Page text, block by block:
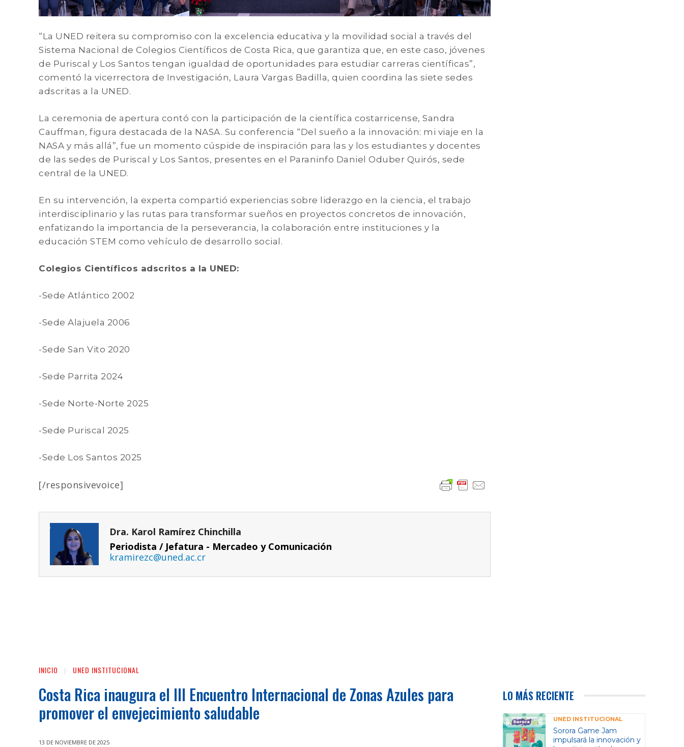
“La UNED reitera su compromiso con la excelencia educativa y la movilidad social a través del
Sistema Nacional de Colegios Científicos de Costa Rica, que garantiza que, en este caso, jóvenes
de Puriscal y Los Santos tengan igualdad de oportunidades para estudiar carreras científicas”,
comentó la vicerrectora de Investigación, Laura Vargas Badilla, quien coordina las siete sedes
adscritas a la UNED.
La ceremonia de apertura contó con la participación de la científica costarricense, Sandra
Cauffman, figura destacada de la NASA. Su conferencia “Del sueño a la innovación: mi viaje en la
NASA y más allá”, fue un momento cúspide de inspiración para las y los estudiantes y docentes
de las sedes de Puriscal y Los Santos, presentes en el Paraninfo Daniel Oduber Quirós, sede
central de la UNED.
En su intervención, la experta compartió experiencias sobre liderazgo en la ciencia, el trabajo
interdisciplinario y las rutas para transformar sueños en proyectos concretos de innovación,
enfatizando la importancia de la perseverancia, la colaboración entre instituciones y la
educación STEM como vehículo de desarrollo social.
Colegios Científicos adscritos a la UNED:
-Sede Atlántico 2002
-Sede Alajuela 2006
-Sede San Vito 2020
-Sede Parrita 2024
-Sede Norte-Norte 2025
-Sede Puriscal 2025
-Sede Los Santos 2025
[/responsivevoice]
Dra. Karol Ramírez Chinchilla
Periodista / Jefatura - Mercadeo y Comunicación
kramirezc@uned.ac.cr